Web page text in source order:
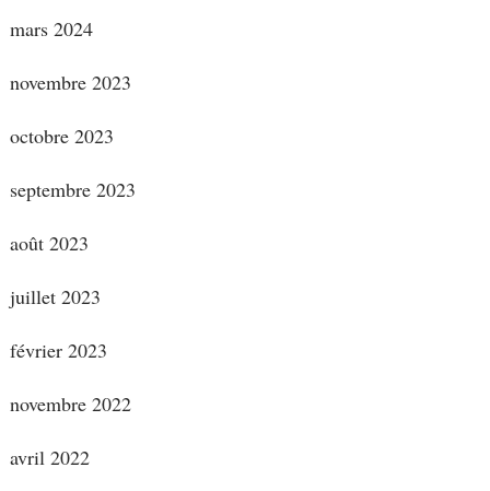
mars 2024
novembre 2023
octobre 2023
septembre 2023
août 2023
juillet 2023
février 2023
novembre 2022
avril 2022